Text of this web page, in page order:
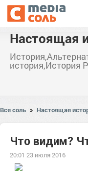
Настоящая
история,История
Вся соль » Настоящая
Что видим?
20:01 23 июля 2016